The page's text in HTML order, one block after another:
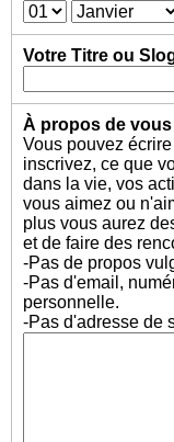
Votre Titre ou
À propos de vous
Vous pouvez
inscrivez, ce que
dans la vie, vos
vous aimez ou
plus vous aurez
et de faire des
-Pas de propos
-Pas d'email,
personnelle.
-Pas d'adresse de